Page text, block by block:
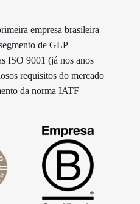
empresa brasileira
de GLP
ISO 9001 (já nos anos
requisitos do mercado
da norma IATF